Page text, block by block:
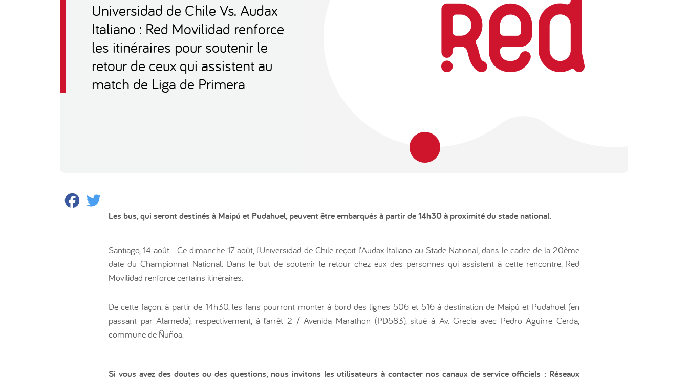
Universidad de Chile Vs. Audax
Italiano : Red Movilidad renforce
les itinéraires pour soutenir le
retour de ceux qui assistent au
match de Liga de Primera
Facebook
Les bus, qui seront destinés à Maipú et Pudahuel, peuvent être embarqués à partir de 14h30 à proximité du stade national.
Santiago, 14 août.- Ce dimanche 17 août, l’Universidad de Chile reçoit l’Audax Italiano au Stade National, dans le cadre de la 20ème
date du Championnat National. Dans le but de soutenir le retour chez eux des personnes qui assistent à cette rencontre, Red
Movilidad renforce certains itinéraires.
De cette façon, à partir de 14h30, les fans pourront monter à bord des lignes 506 et 516 à destination de Maipú et Pudahuel (en
passant par Alameda), respectivement, à l’arrêt 2 / Avenida Marathon (PD583), situé à Av. Grecia avec Pedro Aguirre Cerda,
commune de Ñuñoa.
Si vous avez des doutes ou des questions, nous invitons les utilisateurs à contacter nos canaux de service officiels : Réseaux